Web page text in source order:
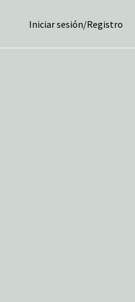
Iniciar sesión/Registro